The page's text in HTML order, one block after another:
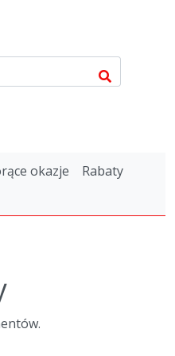
okazje
Rabaty